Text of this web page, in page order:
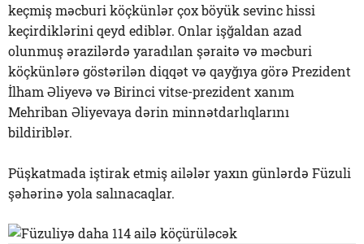
keçmiş məcburi köçkünlər çox böyük sevinc hissi
keçirdiklərini qeyd ediblər. Onlar işğaldan azad
olunmuş ərazilərdə yaradılan şəraitə və məcburi
köçkünlərə göstərilən diqqət və qayğıya görə Prezident
İlham Əliyevə və Birinci vitse-prezident xanım
Mehriban Əliyevaya dərin minnətdarlıqlarını
bildiriblər.
Püşkatmada iştirak etmiş ailələr yaxın günlərdə Füzuli
şəhərinə yola salınacaqlar.